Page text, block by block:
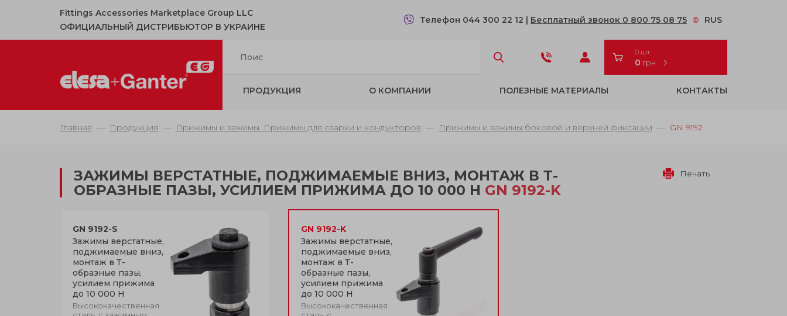
Fittings Accessories Marketplace Group LLC
ОФИЦИАЛЬНЫЙ ДИСТРИБЬЮТОР В УКРАИНЕ
Телефон 044 300 22 12 | Бесплатный звонок 0 800 75 08 75 RUS
0 шт.
0 грн
ПРОДУКЦИЯ О КОМПАНИИ ПОЛЕЗНЫЕ МАТЕРИАЛЫ КОНТАКТЫ
Главная Продукция Прижимы и зажимы. Прижимы для сварки и кондукторов Прижимы и зажимы боковой и верхней фиксации GN 9192
ЗАЖИМЫ ВЕРСТАТНЫЕ, ПОДЖИМАЕМЫЕ ВНИЗ, МОНТАЖ В Т-
ОБРАЗНЫЕ ПАЗЫ, УСИЛИЕМ ПРИЖИМА ДО 10 000 Н GN 9192-K
Печать
GN 9192-S
Зажимы верстатные,
поджимаемые вниз,
монтаж в Т-
образные пазы,
усилием прижима
до 10 000 Н
Высококачественная
GN 9192-K
Зажимы верстатные,
поджимаемые вниз,
монтаж в Т-
образные пазы,
усилием прижима
до 10 000 Н
Высококачественная